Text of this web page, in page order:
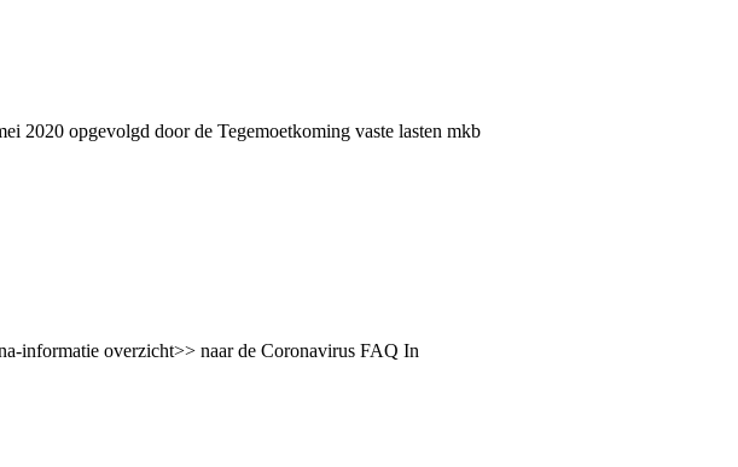
2020 opgevolgd door de Tegemoetkoming vaste lasten mkb
informatie overzicht>> naar de Coronavirus FAQ In